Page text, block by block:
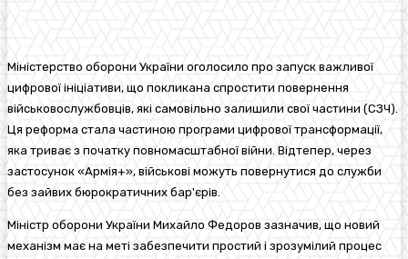
Міністерство оборони України оголосило про запуск важливої
цифрової ініціативи, що покликана спростити повернення
військовослужбовців, які самовільно залишили свої частини (СЗЧ).
Ця реформа стала частиною програми цифрової трансформації,
яка триває з початку повномасштабної війни. Відтепер, через
застосунок «Армія+», військові можуть повернутися до служби
без зайвих бюрократичних бар'єрів.
Міністр оборони України Михайло Федоров зазначив, що новий
механізм має на меті забезпечити простий і зрозумілий процес